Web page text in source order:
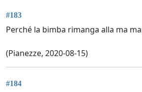
#183
Perché la bimba rimanga alla ma
(Pianezze, 2020-08-15)
#184